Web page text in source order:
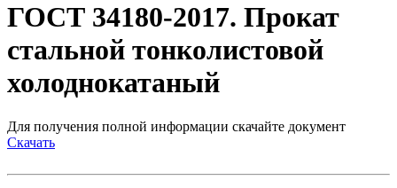
ГОСТ 34180-2017. Прокат
стальной тонколистовой
холоднокатаный
Для получения полной информации скачайте документ
Скачать